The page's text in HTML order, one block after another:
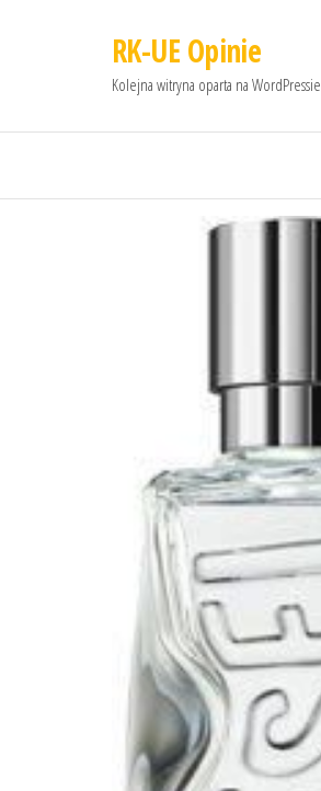
RK-UE Opinie
Kolejna witryna oparta na WordPressie